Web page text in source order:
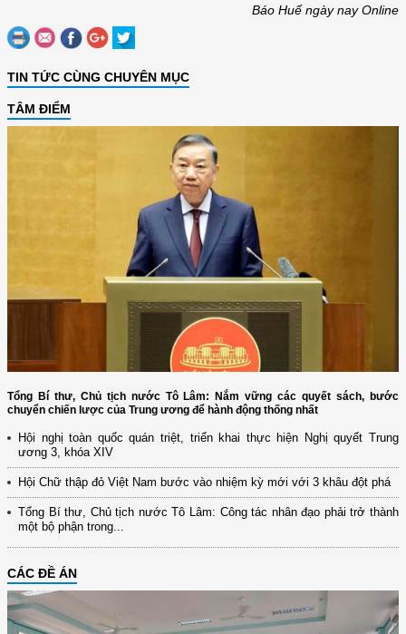
Báo Huế ngày nay Online
TIN TỨC CÙNG CHUYÊN MỤC
TÂM ĐIỂM
Tổng Bí thư, Chủ tịch nước Tô Lâm: Nắm vững các quyết sách, bước
chuyển chiến lược của Trung ương để hành động thống nhất
Hội nghị toàn quốc quán triệt, triển khai thực hiện Nghị quyết Trung
ương 3, khóa XIV
Hội Chữ thập đỏ Việt Nam bước vào nhiệm kỳ mới với 3 khâu đột phá
Tổng Bí thư, Chủ tịch nước Tô Lâm: Công tác nhân đạo phải trở thành
một bộ phận trong...
CÁC ĐỀ ÁN